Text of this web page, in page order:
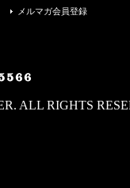
メルマガ会員登録
ALL RIGHTS